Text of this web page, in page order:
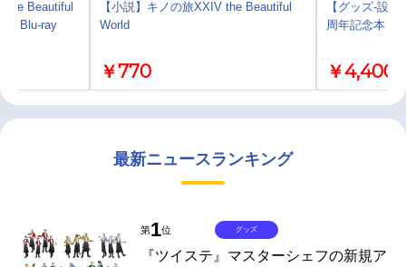
the Beautiful
Blu-ray
【小説】キノの旅XXIV the Beautiful
World
￥770
【グッズ-設
周年記念本【
￥4,400
最新ニュースランキング
第1位
『ツイステ』マスターシェフの新規ア
グッズ